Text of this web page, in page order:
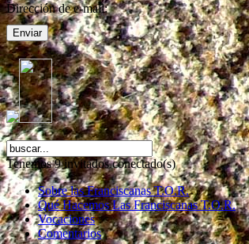
Dirección de e-mail:
Enviar
Tenemos 9 invitados conectado(s)
Sobre las Franciscanas T.O.R.
Qué Hacemos Las Franciscanas T.O.R.
Vocaciones
Comentarios